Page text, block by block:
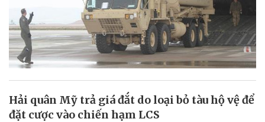
Hải quân Mỹ trả giá đắt do loại bỏ tàu hộ vệ để
đặt cược vào chiến hạm LCS